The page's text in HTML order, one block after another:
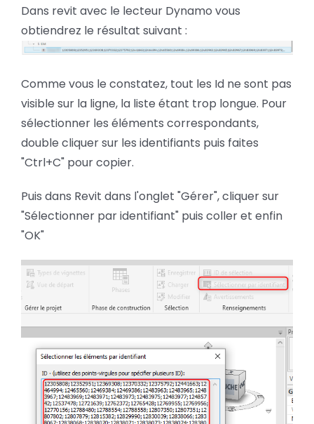
Dans revit avec le lecteur Dynamo vous
obtiendrez le résultat suivant :
Comme vous le constatez, tout les Id ne sont pas
visible sur la ligne, la liste étant trop longue. Pour
sélectionner les éléments correspondants,
double cliquer sur les identifiants puis faites
"Ctrl+C" pour copier.
Puis dans Revit dans l'onglet "Gérer", cliquer sur
"Sélectionner par identifiant" puis coller et enfin
"OK"